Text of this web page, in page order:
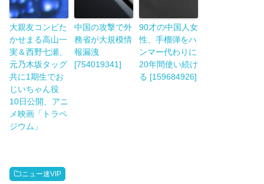
大親友コンビた
かせまる高山一
実＆西野七瀬、
元乃木坂タッグ
共に1期生でお
じいちゃん役
10日公開、アニ
メ映画「トラペ
ジウム」
中国の攻撃で外
務省が大規模情
報漏洩
[754019341]
90才の中国人女
性、手榴弾をハ
ンマー代わりに
20年間使い続け
る [159684926]
ニュー速VIP